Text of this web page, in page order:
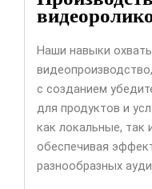
Наши навыки
с созданием
для продуктов и
как локальные,
обеспечивая
разнообразных